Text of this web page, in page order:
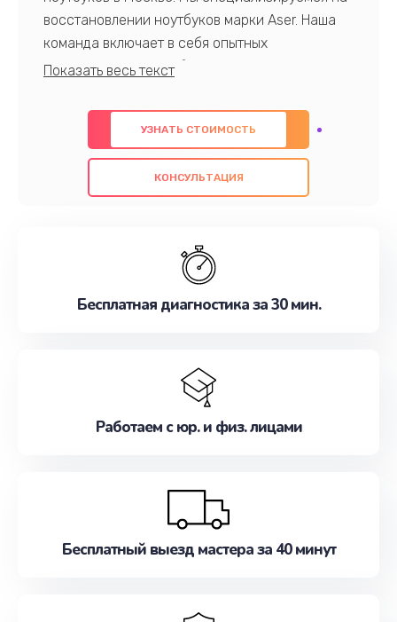
восстановлении ноутбуков марки Aser. Наша
команда включает в себя опытных
профессионалов с обширными знаниями и
предлагаем быстрый и качественный ремонт с
использованием оригинальных компонентов, а
также гарантируем качество всех
проведенных работ. Наша цель - предоставить
наилучшим образом. Не медлите записаться на
УЗНАТЬ СТОИМОСТЬ
КОНСУЛЬТАЦИЯ
Бесплатная диагностика за 30 мин.
Работаем с юр. и физ. лицами
Бесплатный выезд мастера за 40 минут